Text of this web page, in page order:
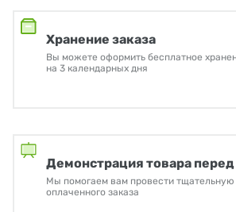
Хранение заказа
Вы можете оформить бесплатное
на 3 календарных дня
Демонстрация товара перед
Мы помогаем вам провести тщательную
оплаченного заказа